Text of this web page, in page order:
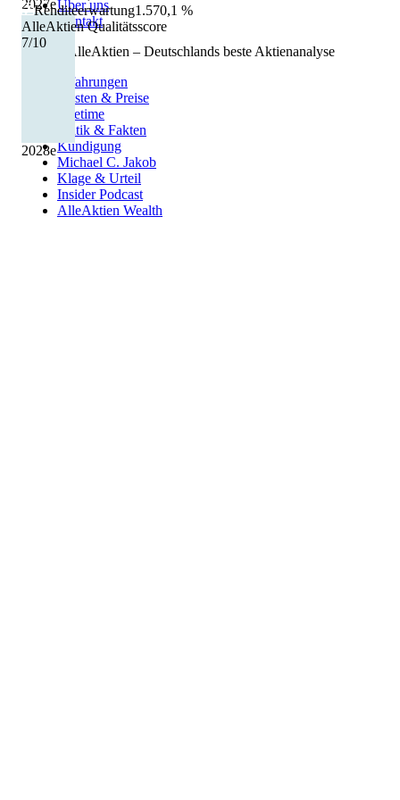
2027e
2028e
Renditeerwartung1.570,1 %
AlleAktien Qualitätsscore
7/10
Über uns
Kontakt
©2026
AlleAktien – Deutschlands beste Aktienanalyse
Erfahrungen
Kosten & Preise
Lifetime
Kritik & Fakten
Kündigung
Michael C. Jakob
Klage & Urteil
Insider Podcast
AlleAktien Wealth